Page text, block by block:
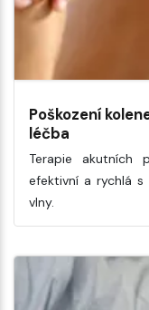
Poškození
léčba
Terapie akutních
efektivní a rychlá
vlny.